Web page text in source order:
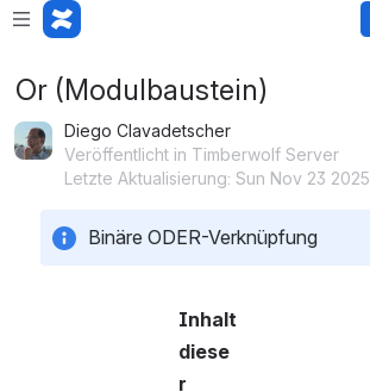
Or (Modulbaustein)
Diego Clavadetscher
Veröffentlicht in Timberwolf Server
Letzte Aktualisierung: Sun Nov 23 2025
Binäre ODER-Verknüpfung
Inhalt
diese
r